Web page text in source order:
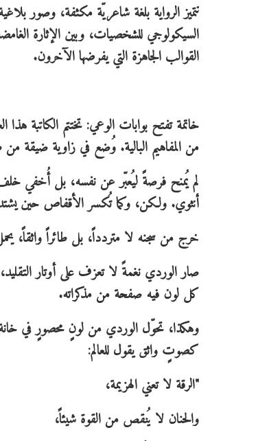
تتميز الرواية بلغة شاعريّة مكثفة، وصور
السيكولوجي للشخصيات، وبين الإثارة
القوالب الجاهزة التي يفرضها الآخرون.
خاتمة تفتح بوابات الوعي: تختتم الكاتبة
من المفاهيم البالية. وُضع في زاوية ضيقة من
لم يُمنح فرصةً ليُعبّر عن نفسه، بل أُخفي
أنثوي. ولكن، وكما تُكسر الأقفاص حين
خرج من سجنه لا متردداً، بل طائراً واثقاً،
صار الوردي نغمةً لا تعزف على أوتار
كل لون فيه صفحة من مذكراته.
وهكذا، تحوّل الوردي من لونٍ محصورٍ في
كصوتٍ واثق يقول للعالم:
"الرقة لا تعني الهزيمة،
والحنان لا يُنقص من القوة شيئاً،